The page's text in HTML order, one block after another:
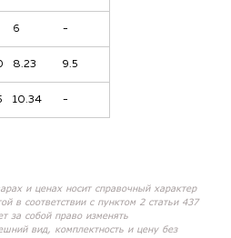
6 -
8.23 9.5
10.34 -
и ценах носит справочный характер
в соответствии с пунктом 2 статьи 437
за собой право изменять
вид, комплектность и цену без